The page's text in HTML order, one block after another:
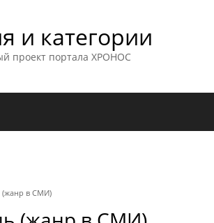
и категории
проект портала ХРОНОС
(жанр в СМИ)